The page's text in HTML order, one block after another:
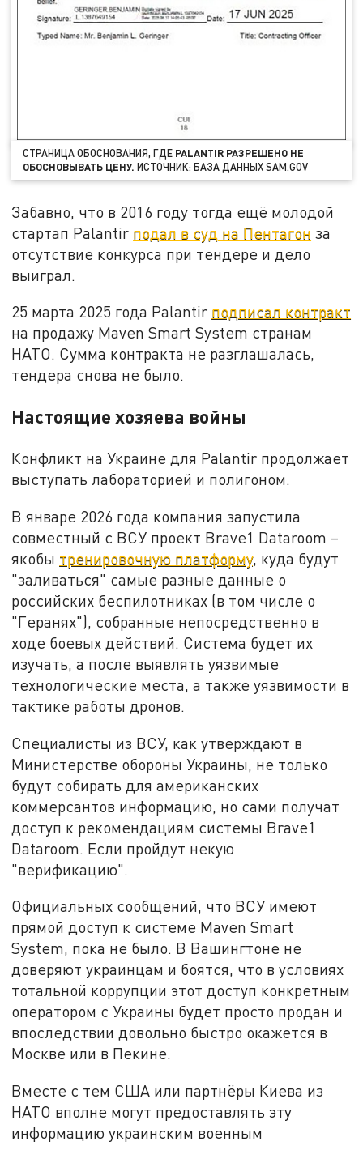
СТРАНИЦА ОБОСНОВАНИЯ, ГДЕ PALANTIR РАЗРЕШЕНО НЕ
ОБОСНОВЫВАТЬ ЦЕНУ.ИСТОЧНИК: БАЗА ДАННЫХ SAM.GOV
Забавно, что в 2016 году тогда ещё молодой
стартап Palantir подал в суд на Пентагон за
отсутствие конкурса при тендере и дело
выиграл.
25 марта 2025 года Palantir подписал контракт
на продажу Maven Smart System странам
НАТО. Сумма контракта не разглашалась,
тендера снова не было.
Настоящие хозяева войны
Конфликт на Украине для Palantir продолжает
выступать лабораторией и полигоном.
В январе 2026 года компания запустила
совместный с ВСУ проект Brave1 Dataroom –
якобы тренировочную платформу, куда будут
"заливаться" самые разные данные о
российских беспилотниках (в том числе о
"Геранях"), собранные непосредственно в
ходе боевых действий. Система будет их
изучать, а после выявлять уязвимые
технологические места, а также уязвимости в
тактике работы дронов.
Специалисты из ВСУ, как утверждают в
Министерстве обороны Украины, не только
будут собирать для американских
коммерсантов информацию, но сами получат
доступ к рекомендациям системы Brave1
Dataroom. Если пройдут некую
"верификацию".
Официальных сообщений, что ВСУ имеют
прямой доступ к системе Maven Smart
System, пока не было. В Вашингтоне не
доверяют украинцам и боятся, что в условиях
тотальной коррупции этот доступ конкретным
оператором с Украины будет просто продан и
впоследствии довольно быстро окажется в
Москве или в Пекине.
Вместе с тем США или партнёры Киева из
НАТО вполне могут предоставлять эту
информацию украинским военным